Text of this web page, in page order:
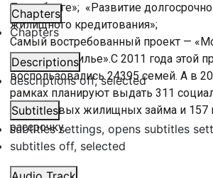
Chapters
Chapters
Descriptions
descriptions off, selected
Subtitles
subtitles settings, opens subtitles
subtitles off, selected
Петербурге»; «Развитие
жилищного кредитования»;
Самый востребованный проект —
доступное жилье».С 2011 года этой
воспользовались 24395 семей. А в
рамках планируют выдать 311
182 целевых жилищных займа и 157
рассрочку.